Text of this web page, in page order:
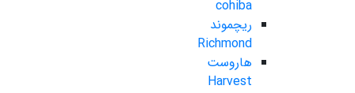
cohiba
ریچموند
Richmond
هاروست
Harvest